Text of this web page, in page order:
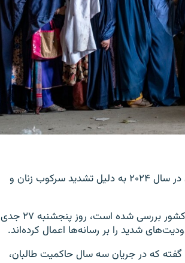
دیدبان حقوق بشر می‌گوید که وضعیت حقوق‌بشری در افغانستان در سال ۲۰۲۴ به دلیل تشدید سرکوب زنان و
این نهاد در گزارشی که در آن وضعیت حقوق‌بشری در بیش از ۱۰۰ کشور بررسی شده است، روز پنجشنبه ۲۷ جدی
شدید را بر رسانه‌ها اعمال کرده‌اند.
که در جریان سه سال حاکمیت طالبان،